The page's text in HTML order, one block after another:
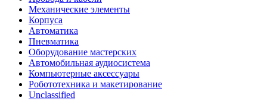
Механические элементы
Корпуса
Автоматика
Пневматика
Оборудование мастерских
Автомобильная аудиосистема
Компьютерные аксессуары
Робототехника и макетирование
Unclassified